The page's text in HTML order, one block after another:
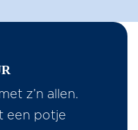
z’n allen.
een potje